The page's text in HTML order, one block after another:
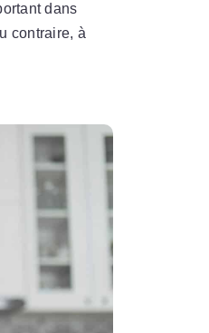
dans
contraire, à